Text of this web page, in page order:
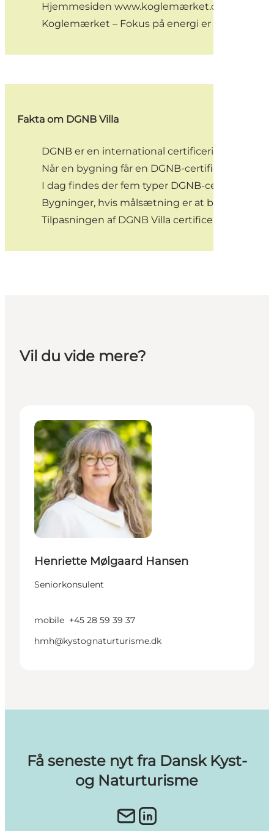
Hjemmesiden www.koglemærket.dk
Koglemærket – Fokus på energi er udviklet
Fakta om DGNB Villa
DGNB er en international
Når en bygning får en DGNB-certificering,
I dag findes der fem typer DGNB-
Bygninger, hvis målsætning er at blive
Tilpasningen af DGNB Villa certificeringen er
Vil du vide mere?
Henriette Mølgaard Hansen
Seniorkonsulent
mobile +45 28 59 39 37
hmh@kystognaturturisme.dk
Få seneste nyt fra Dansk Kyst-
og Naturturisme